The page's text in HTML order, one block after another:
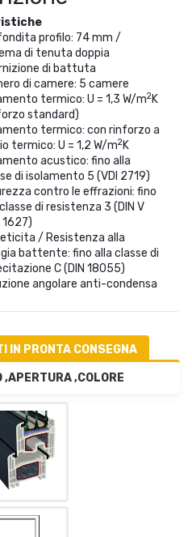
profilo: 74 mm /
di tenuta doppia
di battuta
di camere: 5 camere
termico: U = 1,3 W/m2K
standard)
termico: con rinforzo a
termico: U = 1,2 W/m2K
acustico: fino alla
di isolamento 5 (VDI 2719)
contro le effrazioni: fino
di resistenza 3 (DIN V
1627)
/ Resistenza alla
battente: fino alla classe di
C (DIN 18055)
angolare anti-condensa
IN PRONTA CONSEGNA
,COLORE